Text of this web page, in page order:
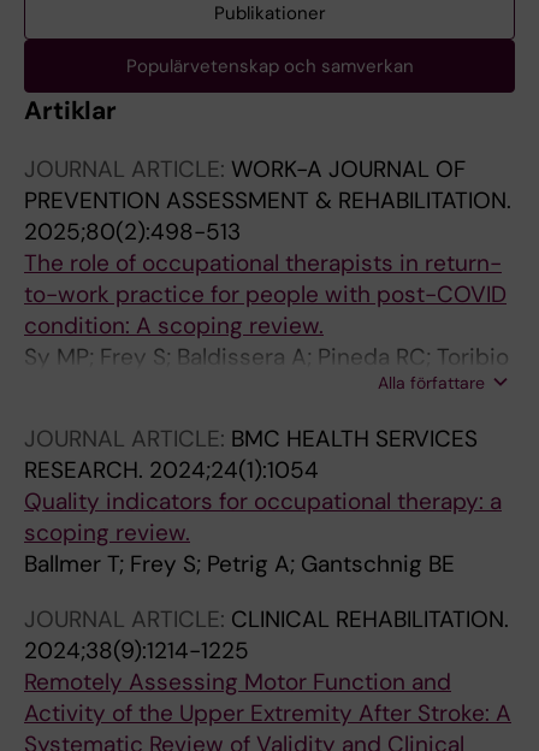
Publikationer
Populärvetenskap och samverkan
Artiklar
JOURNAL ARTICLE: WORK-A JOURNAL OF
PREVENTION ASSESSMENT & REHABILITATION.
2025;80(2):498-513
The role of occupational therapists in return-
to-work practice for people with post-COVID
condition: A scoping review.
Sy MP; Frey S; Baldissera A; Pineda RC; Toribio
Alla författare
JOURNAL ARTICLE: BMC HEALTH SERVICES
RESEARCH. 2024;24(1):1054
Quality indicators for occupational therapy: a
scoping review.
Ballmer T; Frey S; Petrig A; Gantschnig BE
JOURNAL ARTICLE: CLINICAL REHABILITATION.
2024;38(9):1214-1225
Remotely Assessing Motor Function and
Activity of the Upper Extremity After Stroke: A
Systematic Review of Validity and Clinical